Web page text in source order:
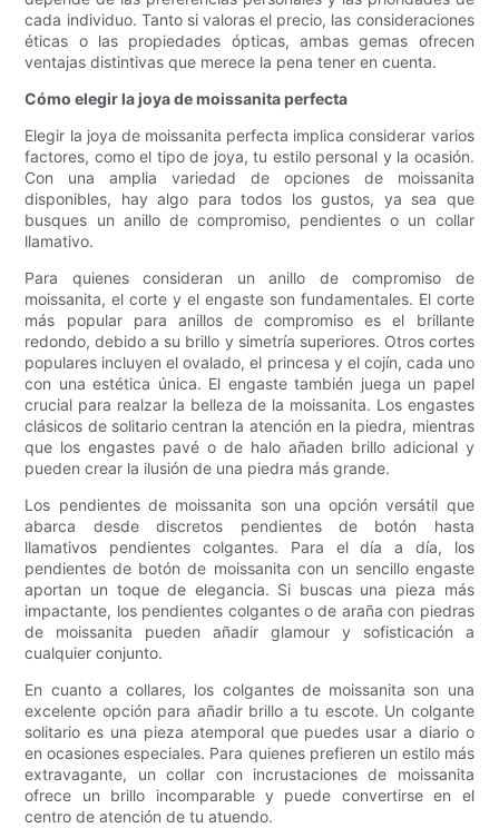
cada individuo. Tanto si valoras el precio, las consideraciones
éticas o las propiedades ópticas, ambas gemas ofrecen
ventajas distintivas que merece la pena tener en cuenta.
Cómo elegir la joya de moissanita perfecta
Elegir la joya de moissanita perfecta implica considerar varios
factores, como el tipo de joya, tu estilo personal y la ocasión.
Con una amplia variedad de opciones de moissanita
disponibles, hay algo para todos los gustos, ya sea que
busques un anillo de compromiso, pendientes o un collar
llamativo.
Para quienes consideran un anillo de compromiso de
moissanita, el corte y el engaste son fundamentales. El corte
más popular para anillos de compromiso es el brillante
redondo, debido a su brillo y simetría superiores. Otros cortes
populares incluyen el ovalado, el princesa y el cojín, cada uno
con una estética única. El engaste también juega un papel
crucial para realzar la belleza de la moissanita. Los engastes
clásicos de solitario centran la atención en la piedra, mientras
que los engastes pavé o de halo añaden brillo adicional y
pueden crear la ilusión de una piedra más grande.
Los pendientes de moissanita son una opción versátil que
abarca desde discretos pendientes de botón hasta
llamativos pendientes colgantes. Para el día a día, los
pendientes de botón de moissanita con un sencillo engaste
aportan un toque de elegancia. Si buscas una pieza más
impactante, los pendientes colgantes o de araña con piedras
de moissanita pueden añadir glamour y sofisticación a
cualquier conjunto.
En cuanto a collares, los colgantes de moissanita son una
excelente opción para añadir brillo a tu escote. Un colgante
solitario es una pieza atemporal que puedes usar a diario o
en ocasiones especiales. Para quienes prefieren un estilo más
extravagante, un collar con incrustaciones de moissanita
ofrece un brillo incomparable y puede convertirse en el
centro de atención de tu atuendo.